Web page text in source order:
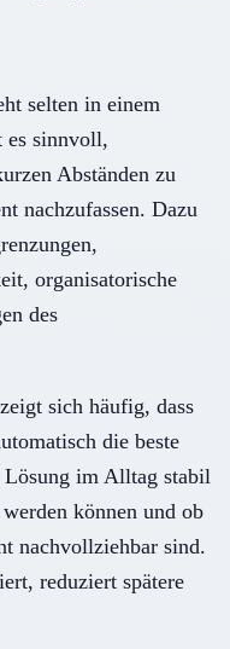
selten in einem
es sinnvoll,
Abständen zu
nachzufassen. Dazu
organisatorische
des
sich häufig, dass
die beste
im Alltag stabil
können und ob
nachvollziehbar sind.
reduziert spätere